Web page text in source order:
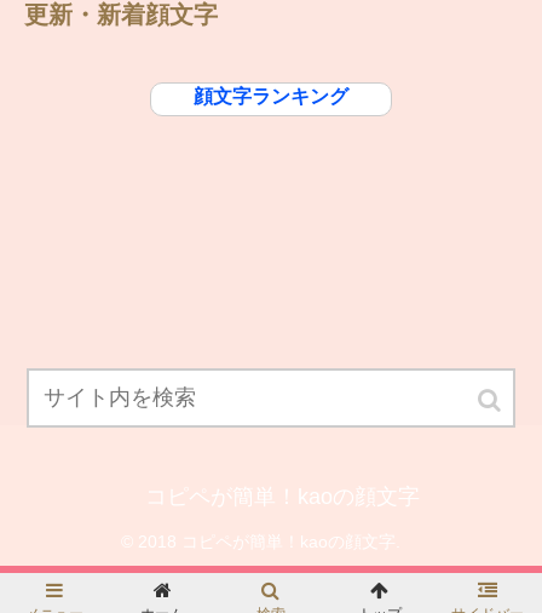
更新・新着顔文字
顔文字ランキング
コピペが簡単！kaoの顔文字
© 2018 コピペが簡単！kaoの顔文字.